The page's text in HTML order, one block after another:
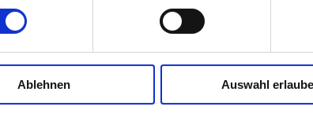
Ablehnen Auswahl